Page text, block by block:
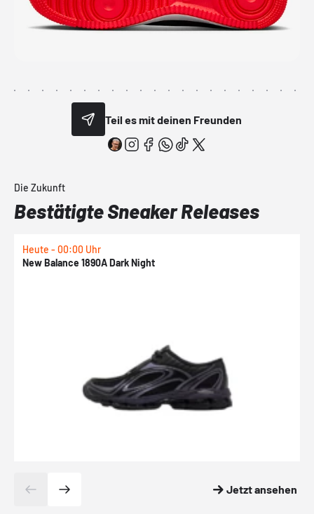
Teil es mit deinen Freunden
Die Zukunft
Bestätigte Sneaker Releases
Heute - 00:00 Uhr
New Balance 1890A Dark Night
Jetzt ansehen